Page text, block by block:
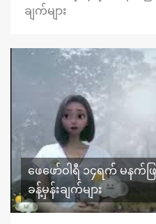
ချက်များ
ဖေဖော်ဝါရီ ၁၄ရက် မန
ခန့်မှန်းချက်များ